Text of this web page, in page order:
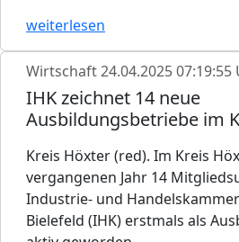
weiterlesen
Wirtschaft24.04.2025 07:19:55
IHK zeichnet 14 neue
Ausbildungsbetriebe im
Kreis Höxter (red). Im Kreis
vergangenen Jahr 14
Industrie- und
Bielefeld (IHK) erstmals als